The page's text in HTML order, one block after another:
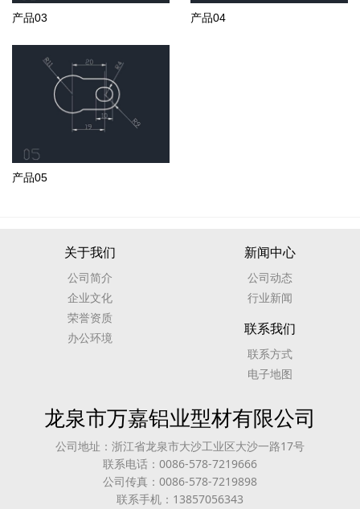
产品03 产品04
产品05
关于我们
公司简介
企业文化
荣誉资质
办公环境
新闻中心
公司动态
行业新闻
联系我们
联系方式
电子地图
龙泉市万嘉铝业型材有限公司
公司地址：浙江省龙泉市大沙工业区大沙一路17号
联系电话：0086-578-7219666
公司传真：0086-578-7219898
联系手机：13857056343